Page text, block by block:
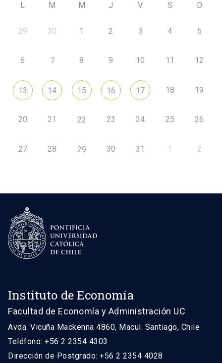
L M M J V S D
29 30 1 2 3 4 5
6 7 8 9 10 11 12
13 14 15 16 17 18 19
20 21 22 23 24 25 26
27 28 29 30 31 1 2
Instituto de Economía
Facultad de Economía y Administración UC
Avda. Vicuña Mackenna 4860, Macul. Santiago, Chile
Teléfono: +56 2 2354 4303
Dirección de Postgrado: +56 2 2354 4028